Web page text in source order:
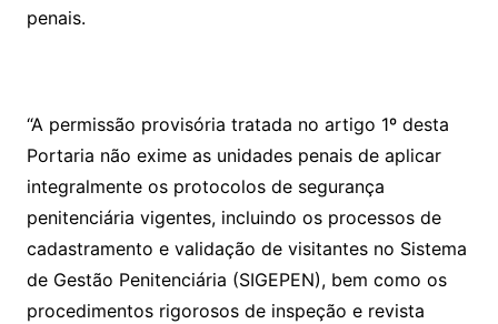
penais.
“A permissão provisória tratada no artigo 1º desta
Portaria não exime as unidades penais de aplicar
integralmente os protocolos de segurança
penitenciária vigentes, incluindo os processos de
cadastramento e validação de visitantes no Sistema
de Gestão Penitenciária (SIGEPEN), bem como os
procedimentos rigorosos de inspeção e revista